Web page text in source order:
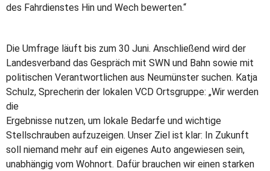
des Fahrdienstes Hin und Wech bewerten.“
Die Umfrage läuft bis zum 30 Juni. Anschließend wird der
Landesverband das Gespräch mit SWN und Bahn sowie mit
politischen Verantwortlichen aus Neumünster suchen. Katja
Schulz, Sprecherin der lokalen VCD Ortsgruppe: „Wir werden
die
Ergebnisse nutzen, um lokale Bedarfe und wichtige
Stellschrauben aufzuzeigen. Unser Ziel ist klar: In Zukunft
soll niemand mehr auf ein eigenes Auto angewiesen sein,
unabhängig vom Wohnort. Dafür brauchen wir einen starken